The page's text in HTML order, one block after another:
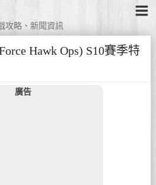
攻略、新聞資訊
Hawk Ops) S10賽季特
廣告